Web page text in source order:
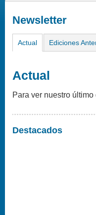
Newsletter
Actual Ediciones
Actual
Para ver nuestro
Destacados